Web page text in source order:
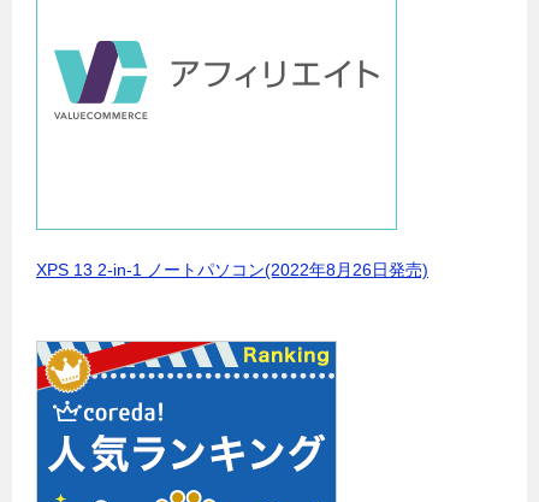
XPS 13 2-in-1 ノートパソコン(2022年8月26日発売)